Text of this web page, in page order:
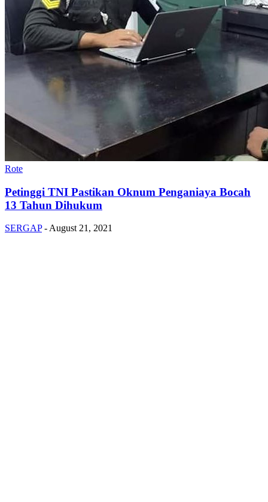
Rote
Petinggi TNI Pastikan Oknum Penganiaya Bocah
13 Tahun Dihukum
SERGAP - August 21, 2021